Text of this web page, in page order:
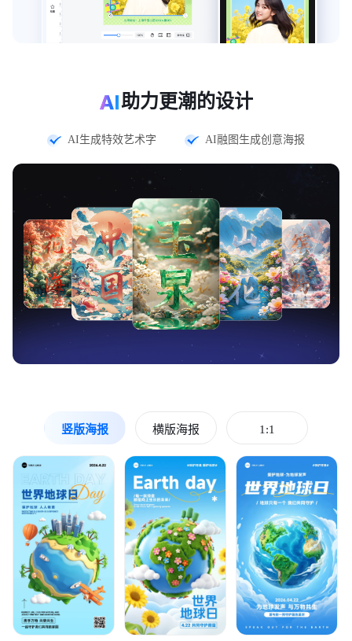
助力更潮的设计
AI生成特效艺术字 AI融图生成创意海报
竖版海报 横版海报 1:1